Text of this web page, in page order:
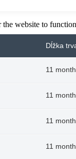
website to
Dĺžka
11
11
11
11